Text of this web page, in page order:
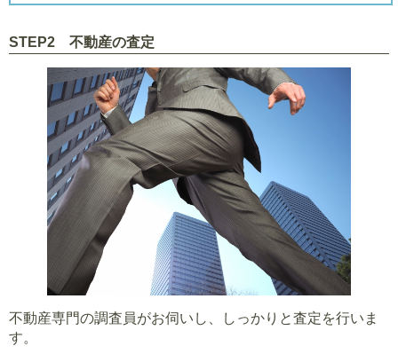
STEP2 不動産の査定
不動産専門の調査員がお伺いし、しっかりと査定を行いま
す。